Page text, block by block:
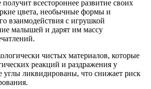
всестороннее развитие своих
цвета, необычные формы и
взаимодействия с игрушкой
малышей и дарят им массу
чистых материалов, которые
реакций и раздражения у
ликвидированы, что снижает риск